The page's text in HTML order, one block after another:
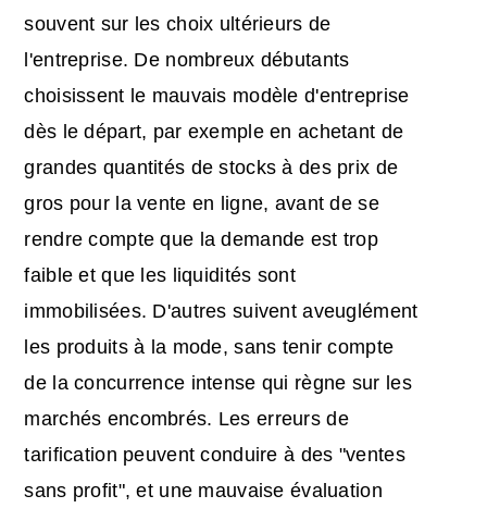
souvent sur les choix ultérieurs de
l'entreprise. De nombreux débutants
choisissent le mauvais modèle d'entreprise
dès le départ, par exemple en achetant de
grandes quantités de stocks à des prix de
gros pour la vente en ligne, avant de se
rendre compte que la demande est trop
faible et que les liquidités sont
immobilisées. D'autres suivent aveuglément
les produits à la mode, sans tenir compte
de la concurrence intense qui règne sur les
marchés encombrés. Les erreurs de
tarification peuvent conduire à des "ventes
sans profit", et une mauvaise évaluation